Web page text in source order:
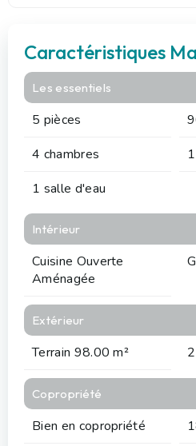
Caractéristiques
Les essentiels
5 pièces
4 chambres
1 salle d'eau
Intérieur
Cuisine Ouverte
Aménagée
Extérieur
Terrain 98.00 m²
Copropriété
Bien en copropriété